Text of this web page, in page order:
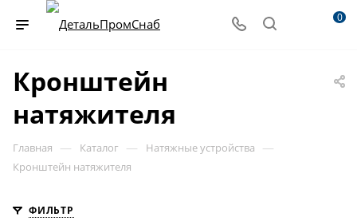
0
Кронштейн
натяжителя
Главная — Каталог — Натяжные устройства —
Кронштейн натяжителя
ФИЛЬТР